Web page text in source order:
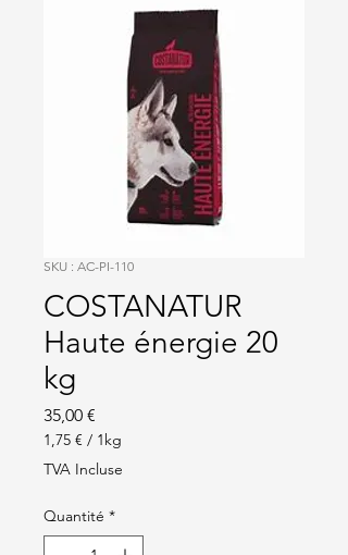
SKU : AC-PI-110
COSTANATUR
Haute énergie 20
kg
35,00 €
1,75 € / 1kg
1,75 €
pour
Kilogramme
TVA Incluse
Quantité *